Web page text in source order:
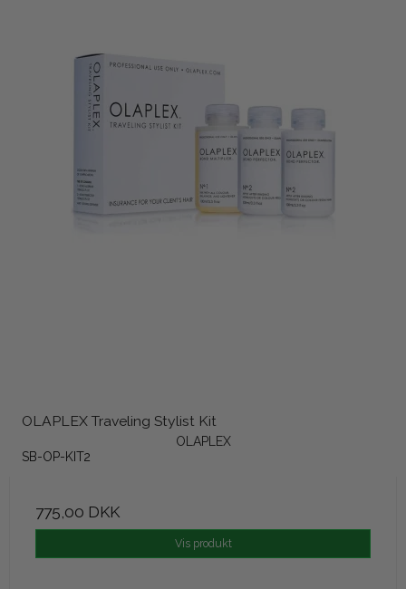
OLAPLEX Traveling Stylist Kit
OLAPLEX
SB-OP-KIT2
775,00 DKK
Vis produkt